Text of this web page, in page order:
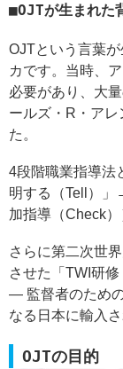
OJTが生まれた
OJTという言葉
カです。当時、
必要があり、大
ールズ・R・ア
た。
4段階職業指導法
明する（Tell）
加指導（Check）
さらに第二次世
させた「TWI研
― 監督者のため
なる日本に輸入
OJTの目的